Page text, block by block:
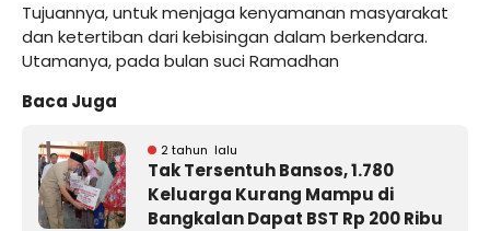
Tujuannya, untuk menjaga kenyamanan masyarakat
dan ketertiban dari kebisingan dalam berkendara.
Utamanya, pada bulan suci Ramadhan
Baca Juga
2 tahun lalu
Tak Tersentuh Bansos, 1.780
Keluarga Kurang Mampu di
Bangkalan Dapat BST Rp 200 Ribu